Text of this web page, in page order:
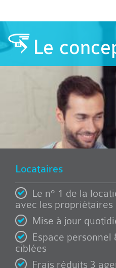
Le
Locataires
Le n° 1 de la
avec les propriétaires
Mise à jour
Espace personnel
ciblées
Frais réduits 3